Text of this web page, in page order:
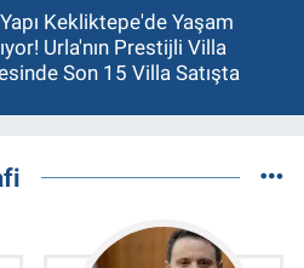
Kekliktepe'de Yaşam
Urla'nın Prestijli Villa
Son 15 Villa Satışta